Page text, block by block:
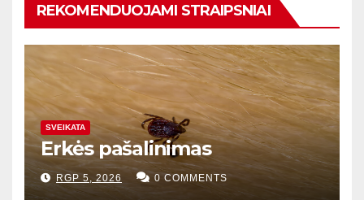
REKOMENDUOJAMI STRAIPSNIAI
SVEIKATA
Erkės pašalinimas
RGP 5, 2026 0 COMMENTS